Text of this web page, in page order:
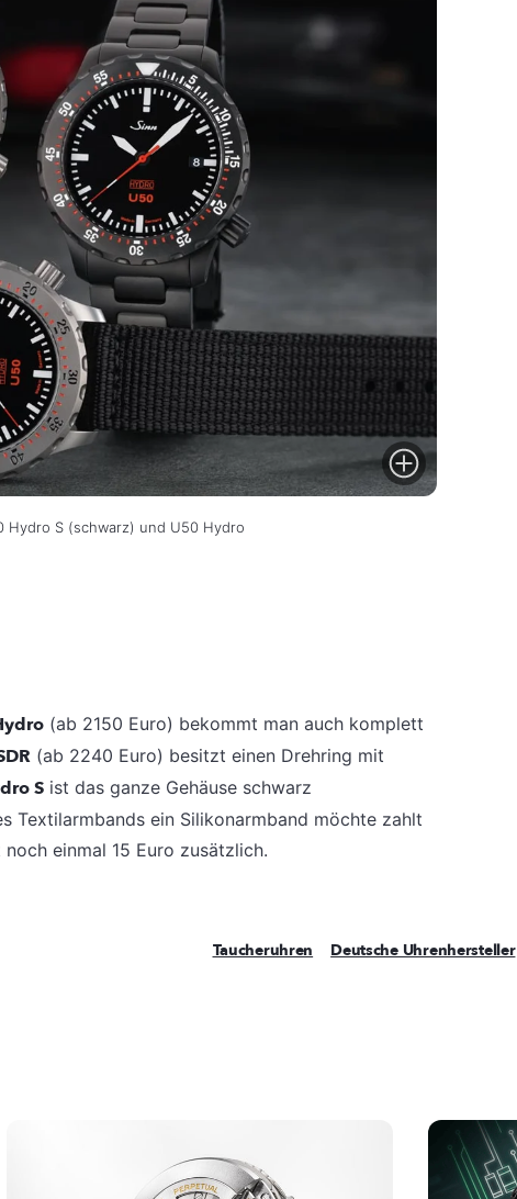
Hydro S (schwarz) und U50 Hydro
(ab 2150 Euro) bekommt man auch komplett
(ab 2240 Euro) besitzt einen Drehring mit
S ist das ganze Gehäuse schwarz
ein Silikonarmband möchte zahlt
einmal 15 Euro zusätzlich.
Taucheruhren Deutsche Uhrenhersteller